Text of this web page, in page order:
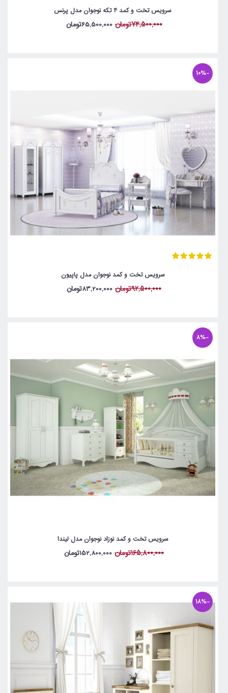
سرویس تخت و کمد 4 تکه نوجوان مدل پرنس
74,500,000تومان 65,500,000تومان
-10%
سرویس تخت و کمد نوجوان مدل پاپیون
92,500,000تومان 83,200,000تومان
-8%
سرویس تخت و کمد نوزاد نوجوان مدل لیندا
165,800,000تومان 152,800,000تومان
-18%